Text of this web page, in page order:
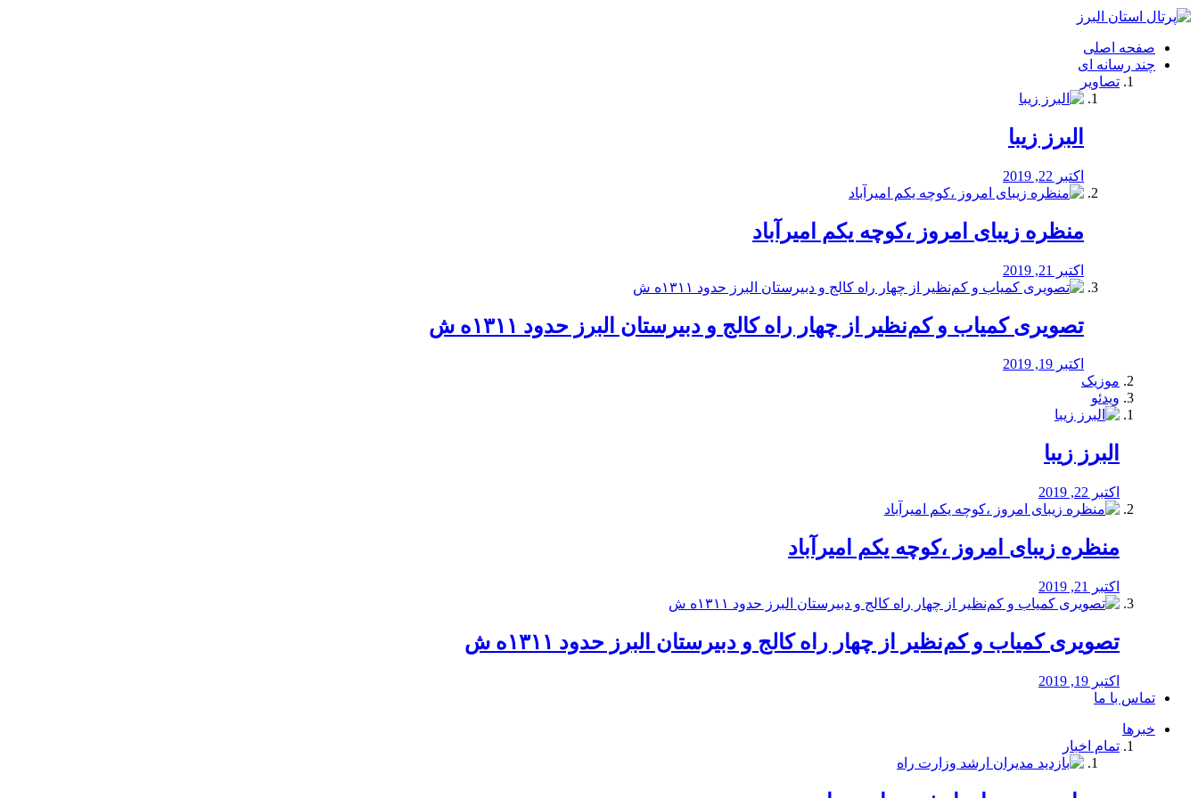
فصد
شرق
تهران
خشکشویی
صفحه اصلی
چند رسانه ای
تصاویر
البرز زیبا
اکتبر 22, 2019
منظره‌‌ زیبای امروز ،کوچه یکم امیرآباد
اکتبر 21, 2019
️تصویری کمیاب و کم‌نظیر از چهار راه كالج و دبيرستان البرز حدود ۱۳۱۱ه ش
اکتبر 19, 2019
موزیک
ویدئو
البرز زیبا
اکتبر 22, 2019
منظره‌‌ زیبای امروز ،کوچه یکم امیرآباد
اکتبر 21, 2019
️تصویری کمیاب و کم‌نظیر از چهار راه كالج و دبيرستان البرز حدود ۱۳۱۱ه ش
اکتبر 19, 2019
تماس با ما
خبرها
تمام اخبار